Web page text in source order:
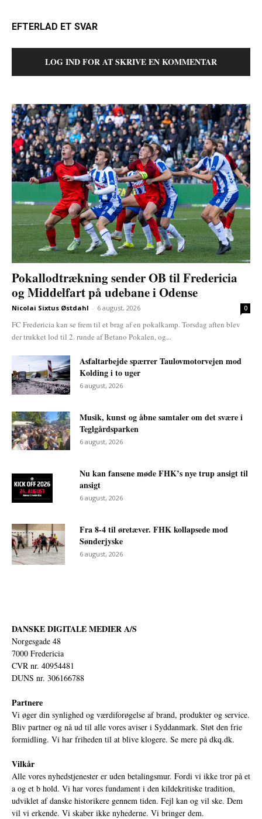
EFTERLAD ET SVAR
LOG IND FOR AT SKRIVE EN KOMMENTAR
Pokallodtrækning sender OB til Fredericia
og Middelfart på udebane i Odense
Nicolai Sixtus Østdahl - 6 august, 2026 0
FC Fredericia kan se frem til et brag af en pokalkamp. Torsdag aften blev
der trukket lod til 2. runde af Betano Pokalen, og...
Asfaltarbejde spærrer Taulovmotorvejen mod
Kolding i to uger
6 august, 2026
Musik, kunst og åbne samtaler om det svære i
Teglgårdsparken
6 august, 2026
Nu kan fansene møde FHK’s nye trup ansigt til
ansigt
6 august, 2026
Fra 8-4 til øretæver. FHK kollapsede mod
Sønderjyske
6 august, 2026
DANSKE DIGITALE MEDIER A/S
Norgesgade 48
7000 Fredericia
CVR nr. 40954481
DUNS nr. 306166788
Partnere
Vi øger din synlighed og værdiforøgelse af brand, produkter og service.
Bliv partner og nå ud til alle vores aviser i Syddanmark. Støt den frie
formidling. Vi har friheden til at blive klogere. Se mere på dkq.dk.
Vilkår
Alle vores nyhedstjenester er uden betalingsmur. Fordi vi ikke tror på et
a og et b hold. Vi har vores fundament i den kildekritiske tradition,
udviklet af danske historikere gennem tiden. Fejl kan og vil ske. Dem
vil vi erkende. Vi skaber ikke nyhederne. Vi bringer dem.